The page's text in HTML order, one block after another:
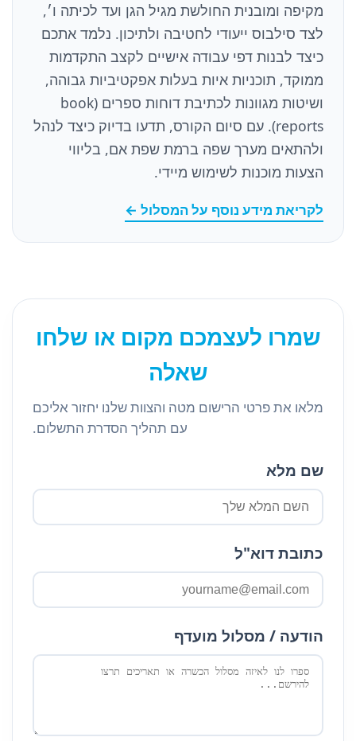
מקיפה ומובנית החולשת מגיל הגן ועד לכיתה ו׳,
לצד סילבוס ייעודי לחטיבה ולתיכון. נלמד אתכם
כיצד לבנות דפי עבודה אישיים לקצב התקדמות
ממוקד, תוכניות איות בעלות אפקטיביות גבוהה,
ושיטות מגוונות לכתיבת דוחות ספרים (book
reports). עם סיום הקורס, תדעו בדיוק כיצד לנהל
ולהתאים מערך שפה ברמת שפת אם, בליווי
הצעות מוכנות לשימוש מיידי.
לקריאת מידע נוסף על המסלול ←
שמרו לעצמכם מקום או שלחו
שאלה
מלאו את פרטי הרישום מטה והצוות שלנו יחזור אליכם
עם תהליך הסדרת התשלום.
שם מלא
כתובת דוא"ל
הודעה / מסלול מועדף